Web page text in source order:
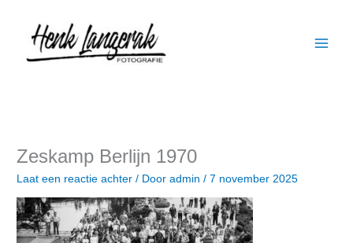
inhoud
Zeskamp Berlijn 1970
Laat een reactie achter / Dooradmin/7 november 2025